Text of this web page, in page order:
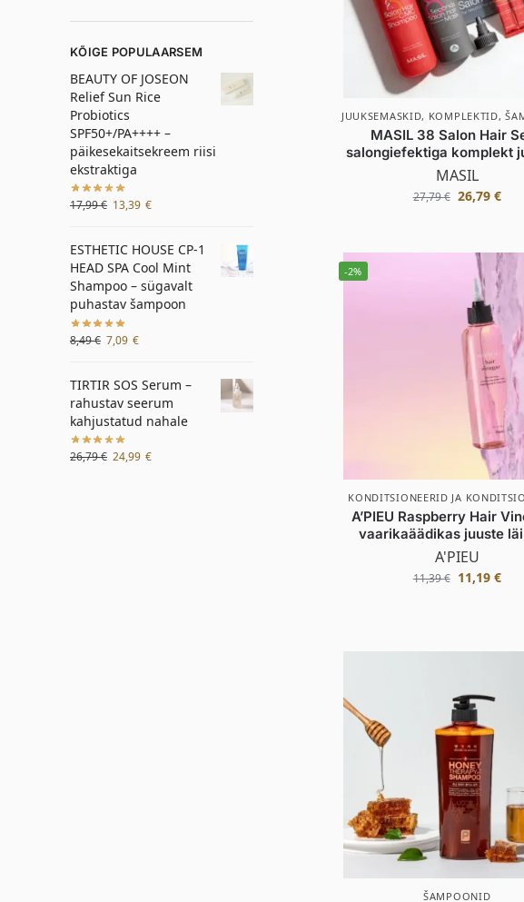
JUUKSEMASKID, KOMPLEKTID,
MASIL 38 Salon Hair
salongiefektiga komplekt
MASIL
27,79€ 26,79 €
-2%
KONDITSIONEERID JA
A’PIEU Raspberry Hair
vaarikaäädikas juuste
A'PIEU
11,39€ 11,19 €
ŠAMPOONID
KÕIGE POPULAARSEM
BEAUTY OF JOSEON
Relief Sun Rice
Probiotics
SPF50+/PA++++ –
päikesekaitsekreem riisi
ekstraktiga
17,99€ 13,39 €
ESTHETIC HOUSE CP-1
HEAD SPA Cool Mint
Shampoo – sügavalt
puhastav šampoon
8,49€ 7,09 €
TIRTIR SOS Serum –
rahustav seerum
kahjustatud nahale
26,79€ 24,99 €